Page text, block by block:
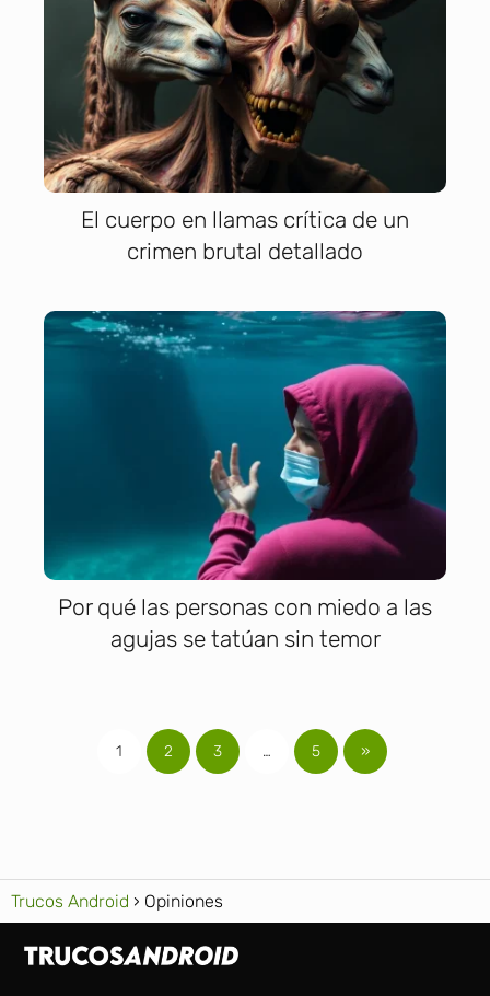
El cuerpo en llamas crítica de un
crimen brutal detallado
Por qué las personas con miedo a las
agujas se tatúan sin temor
1 2 3 … 5 »
Trucos Android Opiniones